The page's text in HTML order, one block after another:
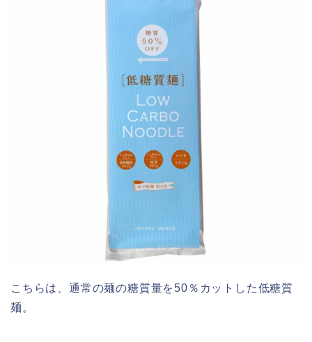
こちらは、通常の麺の糖質量を50％カットした低糖質
麺。